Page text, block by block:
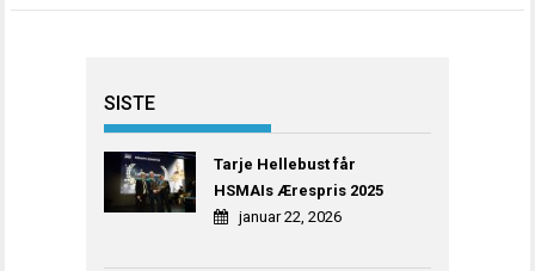
SISTE
Tarje Hellebust får
HSMAIs Ærespris 2025
januar 22, 2026